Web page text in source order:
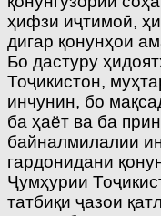
ҳифзи иҷтимоӣ,
дигар қонунҳои
Бо дастуру
Тоҷикистон,
инчунин, бо
ба ҳаёт ва ба
байналмилалии
гардонидани
Ҷумҳурии
татбиқи ҷазои